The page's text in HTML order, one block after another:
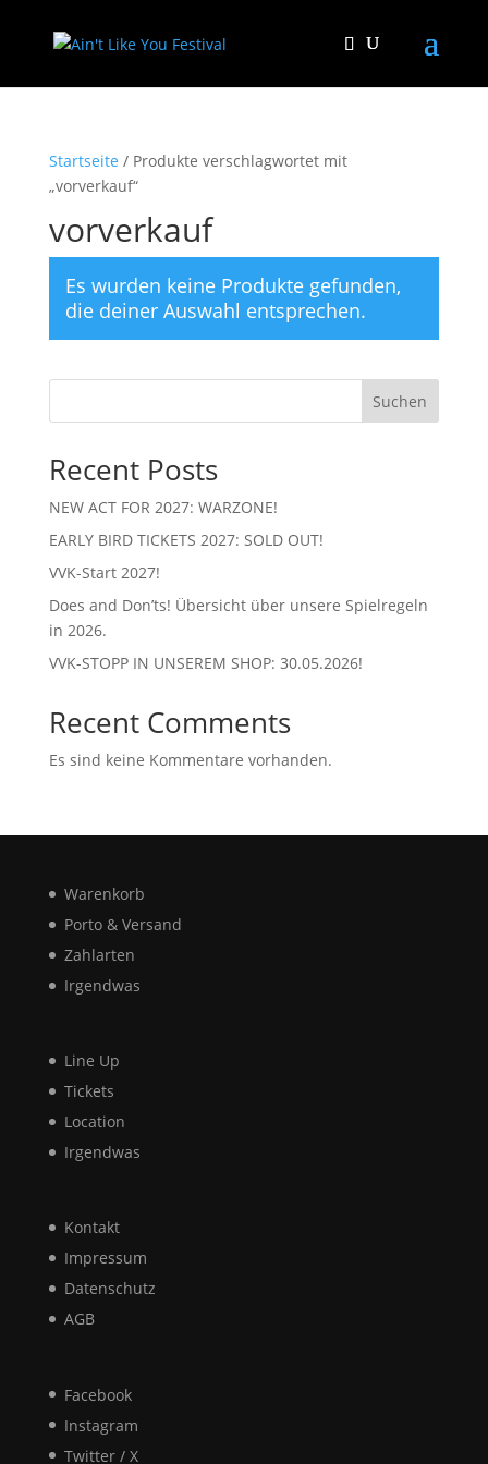
Startseite / Produkte verschlagwortet mit
„vorverkauf“
vorverkauf
Es wurden keine Produkte gefunden,
die deiner Auswahl entsprechen.
Suchen
Recent Posts
NEW ACT FOR 2027: WARZONE!
EARLY BIRD TICKETS 2027: SOLD OUT!
VVK-Start 2027!
Does and Don’ts! Übersicht über unsere Spielregeln
in 2026.
VVK-STOPP IN UNSEREM SHOP: 30.05.2026!
Recent Comments
Es sind keine Kommentare vorhanden.
Warenkorb
Porto & Versand
Zahlarten
Irgendwas
Line Up
Tickets
Location
Irgendwas
Kontakt
Impressum
Datenschutz
AGB
Facebook
Instagram
Twitter / X